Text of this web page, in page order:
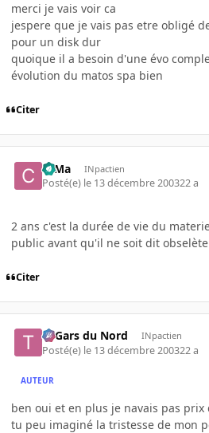
merci je vais voir ca
jespere que je vais pas etre obligé
pour un disk dur
quoique il a besoin d'une évo
évolution du matos spa bien
Citer
c0Ma INpactien
Posté(e) le 13 décembre 200322 a
2 ans c'est la durée de vie du
public avant qu'il ne soit dit
Citer
Ti Gars du Nord INpactien
Posté(e) le 13 décembre 200322 a
AUTEUR
ben oui et en plus je navais pas
tu peu imaginé la tristesse de mon